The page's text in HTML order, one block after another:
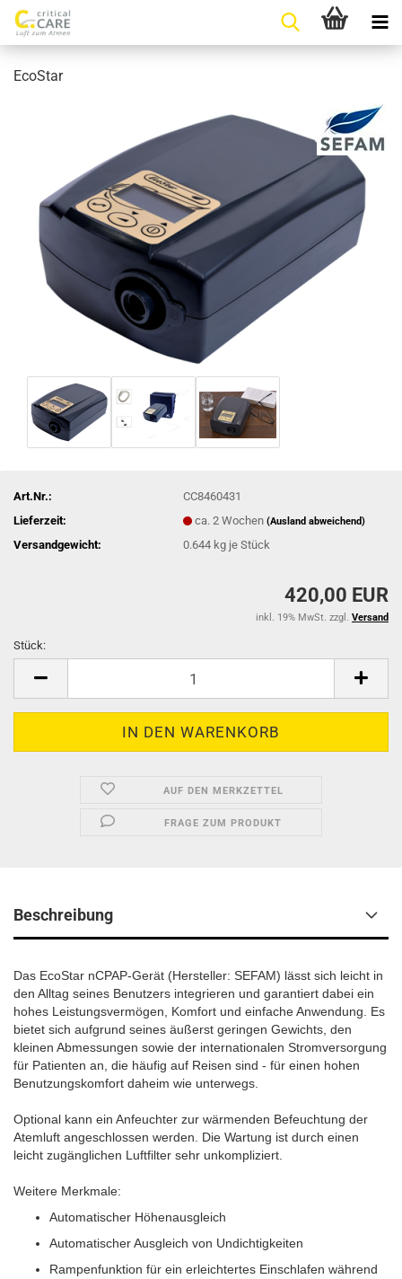
EcoStar
Art.Nr.:
CC8460431
Lieferzeit:
ca. 2 Wochen(Ausland abweichend)
Versandgewicht: 0.644 kg je Stück
420,00 EUR
inkl. 19% MwSt. zzgl. Versand
Stück:
AUF DEN MERKZETTEL
FRAGE ZUM PRODUKT
Beschreibung
Das EcoStar nCPAP-Gerät (Hersteller: SEFAM) lässt sich leicht in
den Alltag seines Benutzers integrieren und garantiert dabei ein
hohes Leistungsvermögen, Komfort und einfache Anwendung. Es
bietet sich aufgrund seines äußerst geringen Gewichts, den
kleinen Abmessungen sowie der internationalen Stromversorgung
für Patienten an, die häufig auf Reisen sind - für einen hohen
Benutzungskomfort daheim wie unterwegs.
Optional kann ein Anfeuchter zur wärmenden Befeuchtung der
Atemluft angeschlossen werden. Die Wartung ist durch einen
leicht zugänglichen Luftfilter sehr unkompliziert.
Weitere Merkmale:
Automatischer Höhenausgleich
Automatischer Ausgleich von Undichtigkeiten
Rampenfunktion für ein erleichtertes Einschlafen während